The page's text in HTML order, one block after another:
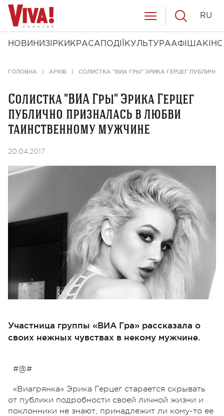
НОВИНИ ЗІРКИ КРАСА ПОДІЇ КУЛЬТУРААФІША КІНО
RU
ГОЛОВНА АРХІВ СОЛИСТКА "ВИА ГРЫ" ЭРИКА ГЕРЦЕГ
Солистка "ВИА Гры" Эрика Герцег
публично призналась в любви
таинственному мужчине
20.04.2017
Участница группы «ВИА Гра» рассказала о
своих нежных чувствах в некому мужчине.
#@#
«Виагрянка» Эрика Герцег старается скрывать
от публики подробности своей личной жизни и
поклонники не знают, принадлежит ли кому-то ее